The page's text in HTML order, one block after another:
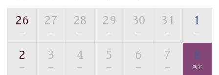
※男性大浴場までのご移動には階段がございます。 予め
ご了承のほどお願いいたします。
眺望はございませんが、源泉掛け流しの温泉の質を楽し
む貸切温泉風呂です。ゆったりといやされるプライベー
26
—
27
—
28
—
29
—
30
—
31
—
1
—
2
—
3
—
4
—
5
—
6
—
7
—
8
満室